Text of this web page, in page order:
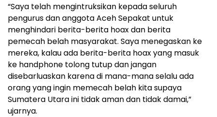
“Saya telah mengintruksikan kepada seluruh
pengurus dan anggota Aceh Sepakat untuk
menghindari berita-berita hoax dan berita
pemecah belah masyarakat. Saya menegaskan ke
mereka, kalau ada berita-berita hoax yang masuk
ke handphone tolong tutup dan jangan
disebarluaskan karena di mana-mana selalu ada
orang yang ingin memecah belah kita supaya
Sumatera Utara ini tidak aman dan tidak damai,”
ujarnya.